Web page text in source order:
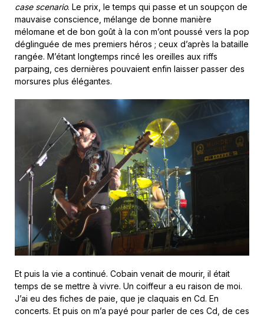
case scenario. Le prix, le temps qui passe et un soupçon de
mauvaise conscience, mélange de bonne manière
mélomane et de bon goût à la con m’ont poussé vers la pop
déglinguée de mes premiers héros ; ceux d’après la bataille
rangée. M’étant longtemps rincé les oreilles aux riffs
parpaing, ces dernières pouvaient enfin laisser passer des
morsures plus élégantes.
Et puis la vie a continué. Cobain venait de mourir, il était
temps de se mettre à vivre. Un coiffeur a eu raison de moi.
J’ai eu des fiches de paie, que je claquais en Cd. En
concerts. Et puis on m’a payé pour parler de ces Cd, de ces